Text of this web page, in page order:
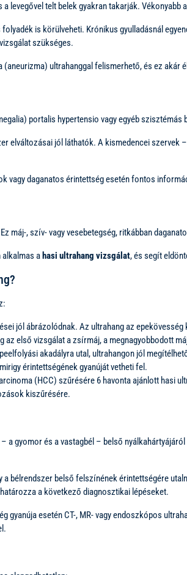
levegővel telt belek gyakran takarják.
is körülveheti. Krónikus gyulladásnál
szükséges.
ultrahanggal felismerhető, és ez akár
portalis hypertensio vagy egyéb szisztémás
elváltozásai jól láthatók. A kismedencei
vagy daganatos érintettség esetén fontos
, szív- vagy vesebetegség, ritkábban
a hasi ultrahang vizsgálat, és segít
jól ábrázolódnak. Az ultrahang az
az első vizsgálat a zsírmáj, a megnagyobbodott
akadályra utal, ultrahangon jól
érintettségének gyanúját vetheti fel.
(HCC) szűrésére 6 havonta ajánlott hasi
kiszűrésére.
a gyomor és a vastagbél – belső
a bélrendszer belső felszínének érintettségére
a következő diagnosztikai lépéseket.
esetén CT-, MR- vagy endoszkópos